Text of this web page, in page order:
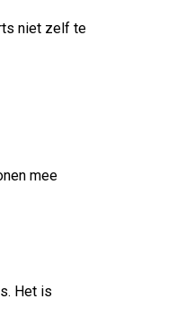
niet zelf te
mee
Het is